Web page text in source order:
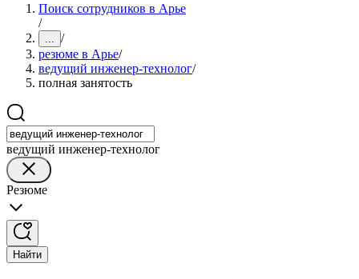
Поиск сотрудников в Арье
/
... /
резюме в Арье/
ведущий инженер-технолог/
полная занятость
ведущий инженер-технолог
Резюме
Найти